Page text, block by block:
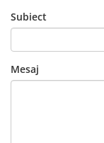
Subiect
Mesaj